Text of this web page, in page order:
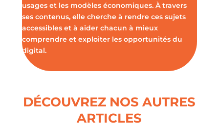
usages et les modèles économiques. À travers
ses contenus, elle cherche à rendre ces sujets
accessibles et à aider chacun à mieux
comprendre et exploiter les opportunités du
digital.
DÉCOUVREZ NOS AUTRES
ARTICLES